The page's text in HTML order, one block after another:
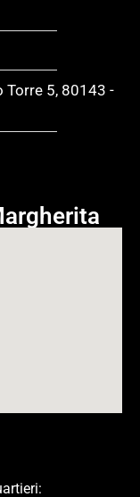
Torre 5, 80143 -